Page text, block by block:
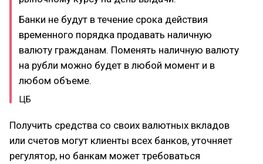
Банки не будут в течение срока действия
временного порядка продавать наличную
валюту гражданам. Поменять наличную валюту
на рубли можно будет в любой момент и в
любом объеме.
ЦБ
Получить средства со своих валютных вкладов
или счетов могут клиенты всех банков, уточняет
регулятор, но банкам может требоваться